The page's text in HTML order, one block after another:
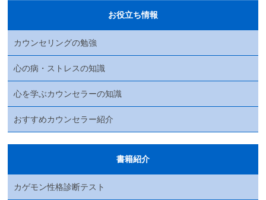
お役立ち情報
カウンセリングの勉強
心の病・ストレスの知識
心を学ぶカウンセラーの知識
おすすめカウンセラー紹介
書籍紹介
カゲモン性格診断テスト